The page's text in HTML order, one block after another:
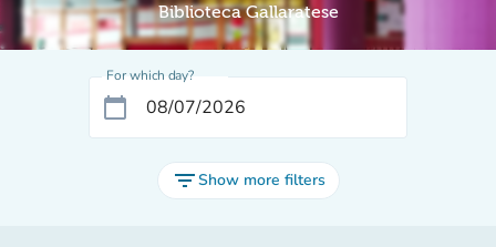
Biblioteca Gallaratese
For which day?
calendar_today
filter_listShow more filters